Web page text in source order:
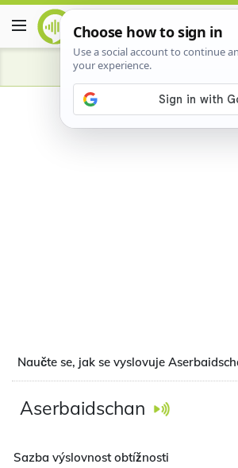
Advertisement
Naučte se, jak se vyslovuje
Aserbaidschan
Sazba výslovnost obtížnosti